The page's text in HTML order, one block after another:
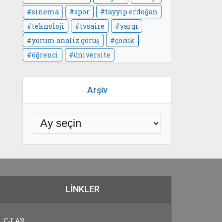
sinema
spor
tayyip erdoğan
teknoloji
tvsaire
yargı
yorum analiz görüş
çocuk
öğrenci
üniversite
Arşiv
LINKLER